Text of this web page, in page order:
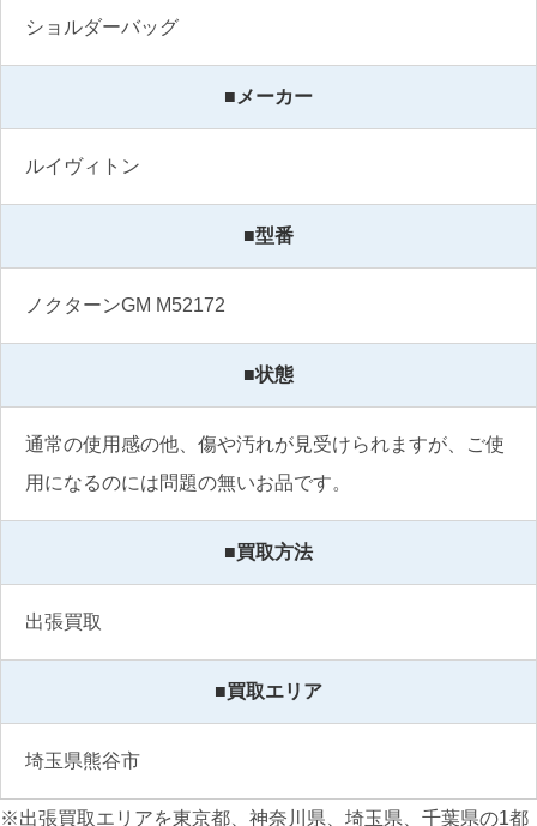
ショルダーバッグ
■メーカー
ルイヴィトン
■型番
ノクターンGM M52172
■状態
通常の使用感の他、傷や汚れが見受けられますが、ご使
用になるのには問題の無いお品です。
■買取方法
出張買取
■買取エリア
埼玉県熊谷市
※出張買取エリアを東京都、神奈川県、埼玉県、千葉県の1都